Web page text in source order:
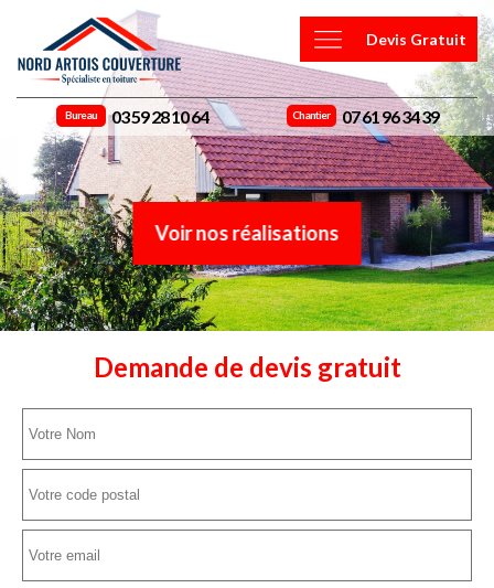
Devis Gratuit
Bureau 03 59 28 10 64 Chantier 07 61 96 34 39
Voir nos réalisations
Demande de devis gratuit